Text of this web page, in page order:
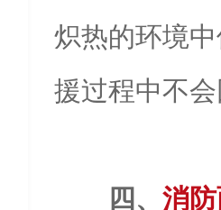
炽热的环境
援过程中不
四、 消